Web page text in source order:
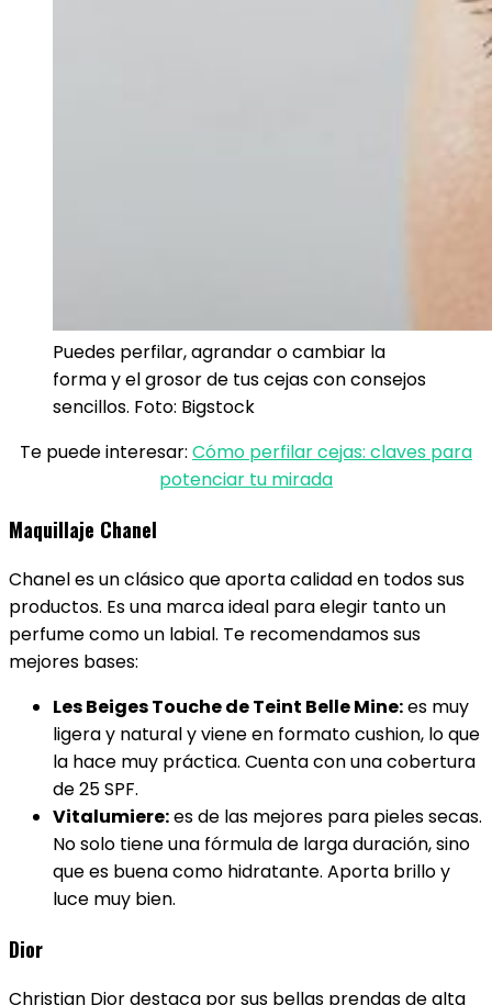
Puedes perfilar, agrandar o cambiar la
forma y el grosor de tus cejas con consejos
sencillos. Foto: Bigstock
Te puede interesar: Cómo perfilar cejas: claves para
potenciar tu mirada
Maquillaje Chanel
Chanel es un clásico que aporta calidad en todos sus
productos. Es una marca ideal para elegir tanto un
perfume como un labial. Te recomendamos sus
mejores bases:
Les Beiges Touche de Teint Belle Mine:es muy
ligera y natural y viene en formato cushion, lo que
la hace muy práctica. Cuenta con una cobertura
de 25 SPF.
Vitalumiere:es de las mejores para pieles secas.
No solo tiene una fórmula de larga duración, sino
que es buena como hidratante. Aporta brillo y
luce muy bien.
Dior
Christian Dior destaca por sus bellas prendas de alta